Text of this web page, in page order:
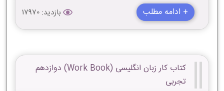
+ ادامه مطلب بازدید: 17970
کتاب کار زبان انگلیسی (Work Book) دوازدهم
تجربی